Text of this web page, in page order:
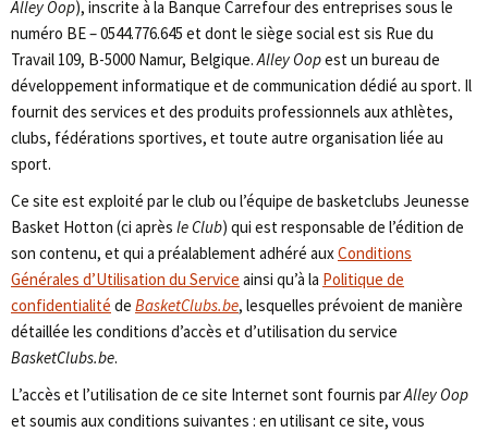
Alley Oop), inscrite à la Banque Carrefour des entreprises sous le
numéro BE – 0544.776.645 et dont le siège social est sis Rue du
Travail 109, B-5000 Namur, Belgique.Alley Oopest un bureau de
développement informatique et de communication dédié au sport. Il
fournit des services et des produits professionnels aux athlètes,
clubs, fédérations sportives, et toute autre organisation liée au
sport.
Ce site est exploité par le club ou l’équipe de basketclubs Jeunesse
Basket Hotton (ci après le Club) qui est responsable de l’édition de
son contenu, et qui a préalablement adhéré auxConditions
Générales d’Utilisation du Service ainsi qu’à la Politique de
confidentialité de BasketClubs.be, lesquelles prévoient de manière
détaillée les conditions d’accès et d’utilisation du service
BasketClubs.be.
L’accès et l’utilisation de ce site Internet sont fournis parAlley Oop
et soumis aux conditions suivantes : en utilisant ce site, vous